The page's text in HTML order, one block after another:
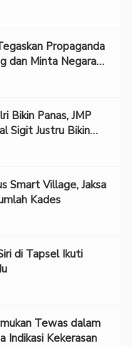
Propaganda
dan Minta Negara
Bikin Panas, JMP
Sigit Justru Bikin
Smart Village, Jaksa
Kades
di Tapsel Ikuti
Tewas dalam
Indikasi Kekerasan